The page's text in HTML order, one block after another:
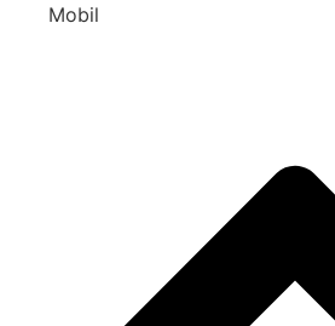
Mobil